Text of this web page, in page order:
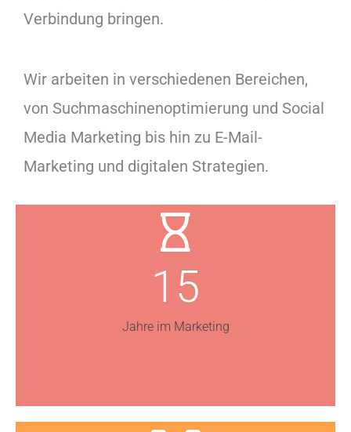
Verbindung bringen.
Wir arbeiten in verschiedenen Bereichen,
von Suchmaschinenoptimierung und Social
Media Marketing bis hin zu E-Mail-
Marketing und digitalen Strategien.
15
Jahre im Marketing